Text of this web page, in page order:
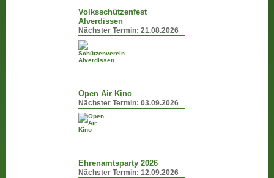
Volksschützenfest
Alverdissen
Nächster Termin:21.08.2026
Open Air Kino
Nächster Termin:03.09.2026
Ehrenamtsparty 2026
Nächster Termin:12.09.2026